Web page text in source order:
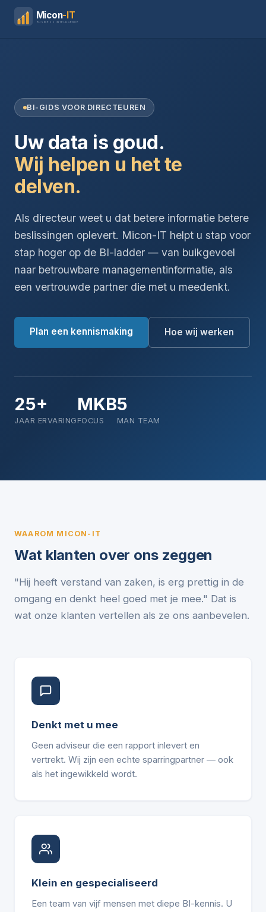
Micon-IT
BUSINESS INTELLIGENCE
BI-GIDS VOOR DIRECTEUREN
Uw data is goud.
Wij helpen u het te
delven.
Als directeur weet u dat betere informatie betere
beslissingen oplevert. Micon-IT helpt u stap voor
stap hoger op de BI-ladder — van buikgevoel
naar betrouwbare managementinformatie, als
een vertrouwde partner die met u meedenkt.
Plan een kennismaking Hoe wij werken
25+
JAAR ERVARING
MKB
FOCUS
5
MAN TEAM
WAAROM MICON-IT
Wat klanten over ons zeggen
"Hij heeft verstand van zaken, is erg prettig in de
omgang en denkt heel goed met je mee." Dat is
wat onze klanten vertellen als ze ons aanbevelen.
Denkt met u mee
Geen adviseur die een rapport inlevert en
vertrekt. Wij zijn een echte sparringpartner — ook
als het ingewikkeld wordt.
Klein en gespecialiseerd
Een team van vijf mensen met diepe BI-kennis. U